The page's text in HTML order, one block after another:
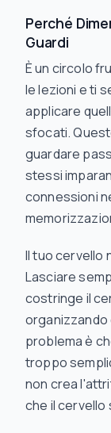
Perché
Guardi
È un circolo
le lezioni e ti
applicare
sfocati.
guardare
stessi
connessioni
Il tuo cervello
Lasciare
costringe il
organizzando
problema è
troppo
non crea
che il cervello